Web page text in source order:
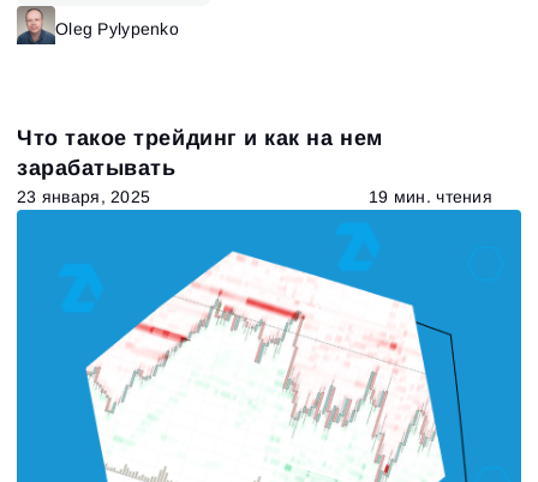
Oleg Pylypenko
Что такое трейдинг и как на нем
зарабатывать
23 января, 2025 19 мин. чтения